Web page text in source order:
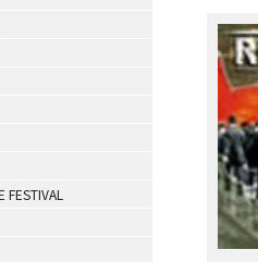
FESTIVAL